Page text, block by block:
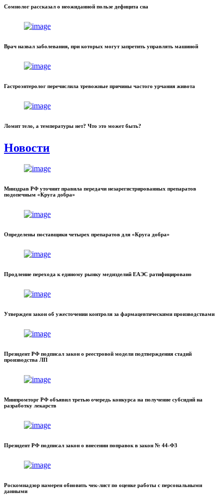
Сомнолог рассказал о неожиданной пользе дефицита сна
Врач назвал заболевания, при которых могут запретить управлять машиной
Гастроэнтеролог перечислила тревожные причины частого урчания живота
Ломит тело, а температуры нет? Что это может быть?
Новости
Минздрав РФ уточнит правила передачи незарегистрированных препаратов
подопечным «Круга добра»
Определены поставщики четырех препаратов для «Круга добра»
Продление перехода к единому рынку медизделий ЕАЭС ратифицировано
Утвержден закон об ужесточении контроля за фармацевтическими производствами
Президент РФ подписал закон о реестровой модели подтверждения стадий
производства ЛП
Минпромторг РФ объявил третью очередь конкурса на получение субсидий на
разработку лекарств
Президент РФ подписал закон о внесении поправок в закон № 44-ФЗ
Роскомнадзор намерен обновить чек-лист по оценке работы с персональными
данными